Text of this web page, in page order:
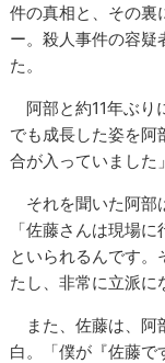
件の真相と、その裏
ー。殺人事件の容疑
た。
阿部と約11年ぶり
でも成長した姿を阿
合が入っていました
それを聞いた阿部
「佐藤さんは現場
といられるんです。
たし、非常に立派に
また、佐藤は、阿
白。「僕が『佐藤で